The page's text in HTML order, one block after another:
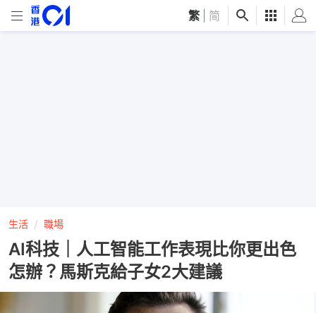
繁 简
生活 職場
AI科技｜人工智能工作表現比你更出色
怎辦？馬斯克給子女2大建議